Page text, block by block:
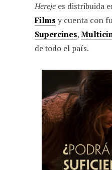
Hereje es distribuida
Films y cuenta con
Supercines,
de todo el país.